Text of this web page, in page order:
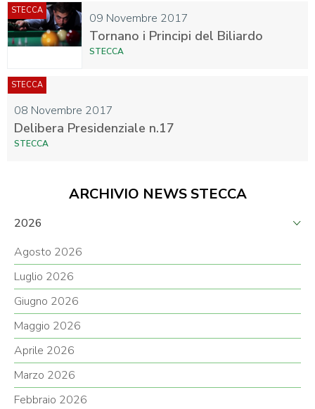
09 Novembre 2017
STECCA
Tornano i Principi del Biliardo
STECCA
08 Novembre 2017
STECCA
Delibera Presidenziale n.17
STECCA
ARCHIVIO NEWS STECCA
2026
Agosto 2026
Luglio 2026
Giugno 2026
Maggio 2026
Aprile 2026
Marzo 2026
Febbraio 2026